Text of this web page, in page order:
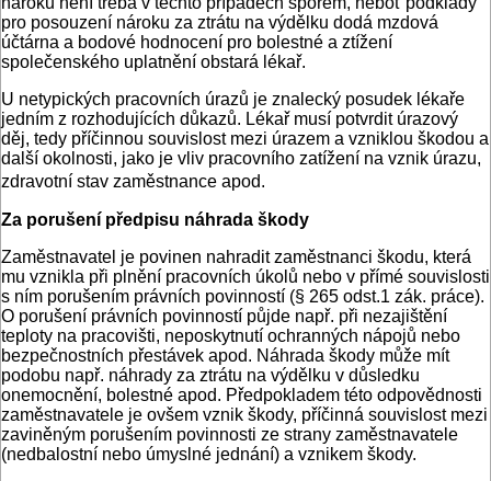
pro posouzení nároku za ztrátu na výdělku dodá mzdová
účtárna a bodové hodnocení pro bolestné a ztížení
společenského uplatnění obstará lékař.
U netypických pracovních úrazů je znalecký posudek lékaře
jedním z rozhodujících důkazů. Lékař musí potvrdit úrazový
děj, tedy příčinnou souvislost mezi úrazem a vzniklou škodou a
další okolnosti, jako je vliv pracovního zatížení na vznik úrazu,
zdravotní stav zaměstnance apod.
Za porušení předpisu náhrada škody
Zaměstnavatel je povinen nahradit zaměstnanci škodu, která
mu vznikla při plnění pracovních úkolů nebo v přímé souvislosti
s ním porušením právních povinností (§ 265 odst.1 zák. práce).
O porušení právních povinností půjde např. při nezajištění
teploty na pracovišti, neposkytnutí ochranných nápojů nebo
bezpečnostních přestávek apod. Náhrada škody může mít
podobu např. náhrady za ztrátu na výdělku v důsledku
onemocnění, bolestné apod. Předpokladem této odpovědnosti
zaměstnavatele je ovšem vznik škody, příčinná souvislost mezi
zaviněným porušením povinnosti ze strany zaměstnavatele
(nedbalostní nebo úmyslné jednání) a vznikem škody.